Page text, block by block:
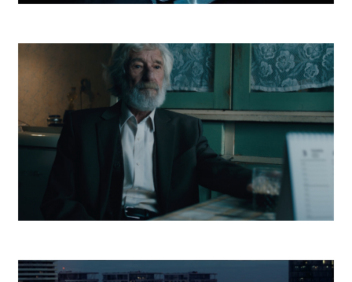
DePaul Otužilec
Post Bellum Deň víťazstva nad fašizmom